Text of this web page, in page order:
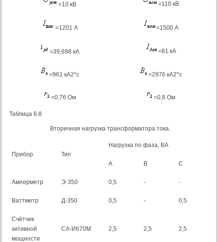
=10 кВ =110 кВ
=1201 А =1500 А
=39,698 кА =81 кА
=961 кА2*с =2976 кА2*с
=0,76 Ом =0,8 Ом
Таблица 6.8
Вторичная нагрузка трансформатора тока.
Прибор Тип
Нагрузка по фаза, ВА
А В С
Амперметр Э-350 0,5 - -
Ваттметр Д-350 0,5 - 0,5
Счётчик
активной
мощности
СА-И670М 2,5 2,5 2,5